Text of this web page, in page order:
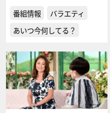
番組情報
バラエティ
あいつ今何してる？